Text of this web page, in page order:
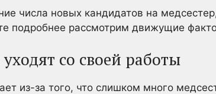
числа новых кандидатов на
подробнее рассмотрим движущие
со своей работы
из-за того, что слишком много